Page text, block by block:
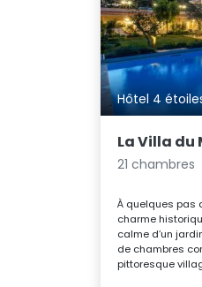
Hôtel 4
La Villa du
21 chambres
À quelques pas
charme
calme d’un
de chambres
pittoresque